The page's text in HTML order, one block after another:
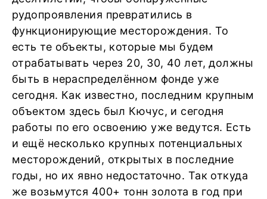
рудопроявления превратились в
функционирующие месторождения. То
есть те объекты, которые мы будем
отрабатывать через 20, 30, 40 лет, должны
быть в нераспределённом фонде уже
сегодня. Как известно, последним крупным
объектом здесь был Кючус, и сегодня
работы по его освоению уже ведутся. Есть
и ещё несколько крупных потенциальных
месторождений, открытых в последние
годы, но их явно недостаточно. Так откуда
же возьмутся 400+ тонн золота в год при